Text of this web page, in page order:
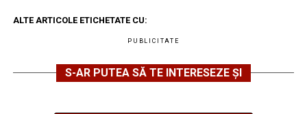
ALTE ARTICOLE ETICHETATE CU:
PUBLICITATE
S-AR PUTEA SĂ TE INTERESEZE ȘI